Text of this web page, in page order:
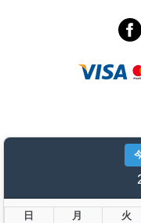
日 月 火